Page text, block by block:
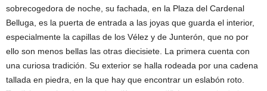
sobrecogedora de noche, su fachada, en la Plaza del Cardenal
Belluga, es la puerta de entrada a las joyas que guarda el interior,
especialmente la capillas de los Vélez y de Junterón, que no por
ello son menos bellas las otras diecisiete. La primera cuenta con
una curiosa tradición. Su exterior se halla rodeada por una cadena
tallada en piedra, en la que hay que encontrar un eslabón roto.